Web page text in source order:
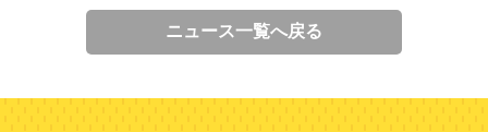
ニュース一覧へ戻る